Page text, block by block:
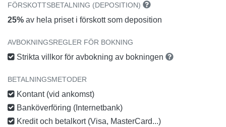
FÖRSKOTTSBETALNING (DEPOSITION)
25% av hela priset i förskott som deposition
AVBOKNINGSREGLER FÖR BOKNING
Strikta villkor för avbokning av bokningen
BETALNINGSMETODER
Kontant (vid ankomst)
Banköverföring (Internetbank)
Kredit och betalkort (Visa, MasterCard...)